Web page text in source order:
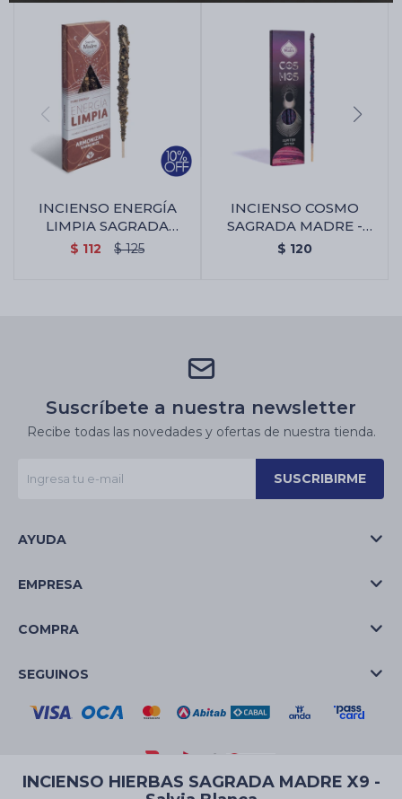
INCIENSO HIERBAS SAGRADA MADRE X9 -
INCIENSO ENERGÍA
LIMPIA SAGRADA
MADRE X4 - Armonizar
$ 112 $ 125
INCIENSO COSMO
SAGRADA MADRE -
Jupiter
$ 120
Suscríbete a nuestra newsletter
Recibe todas las novedades y ofertas de nuestra tienda.
SUSCRIBIRME
AYUDA
EMPRESA
COMPRA
SEGUINOS